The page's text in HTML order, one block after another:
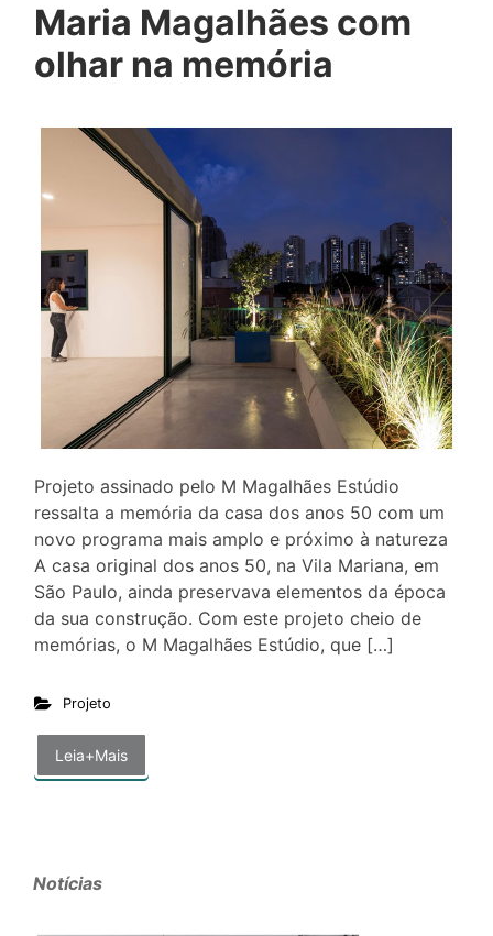
Maria Magalhães com
olhar na memória
Projeto assinado pelo M Magalhães Estúdio
ressalta a memória da casa dos anos 50 com um
novo programa mais amplo e próximo à natureza
A casa original dos anos 50, na Vila Mariana, em
São Paulo, ainda preservava elementos da época
da sua construção. Com este projeto cheio de
memórias, o M Magalhães Estúdio, que […]
Projeto
Leia+Mais
Notícias